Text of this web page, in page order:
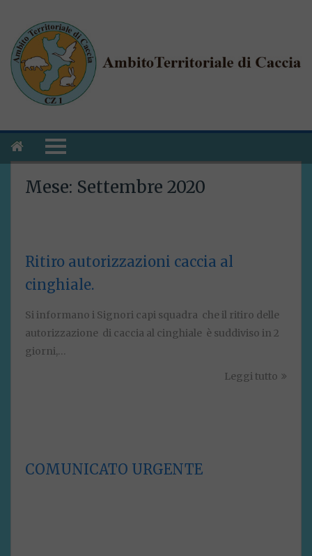
Mese: Settembre 2020
Ritiro autorizzazioni caccia al
cinghiale.
Si informano i Signori capi squadra che il ritiro delle
autorizzazione di caccia al cinghiale è suddiviso in 2
giorni,…
Leggi tutto
COMUNICATO URGENTE